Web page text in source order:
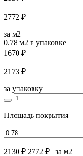
2772 ₽
за м2
0.78 м2 в упаковке
1670 ₽
2173 ₽
за упаковку
Площадь покрытия
2130 ₽ 2772 ₽ за м2